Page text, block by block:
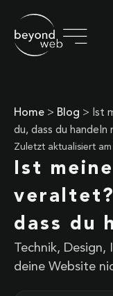
Home > Blog > Ist
du, dass du handeln
Zuletzt aktualisiert am
Ist
dass du
Technik,
deine Website